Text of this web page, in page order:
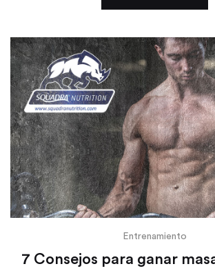
Entrenamiento
7 Consejos para ganar